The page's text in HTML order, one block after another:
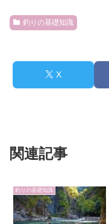
釣りの基礎知識
X
関連記事
釣りの基礎知識